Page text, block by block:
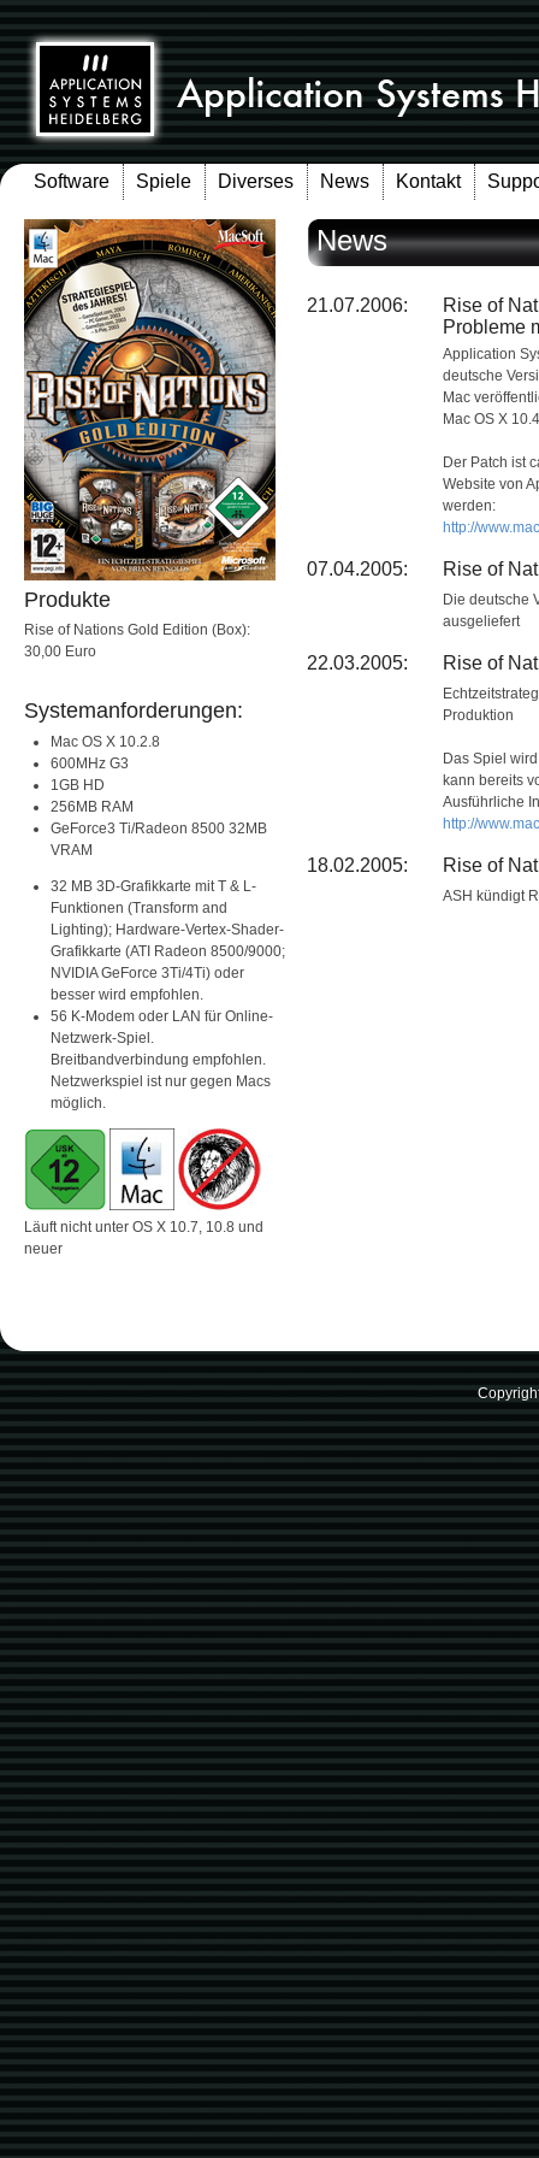
Software Spiele Diverses News Kontakt
Produkte
Rise of Nations Gold Edition (Box):
30,00 Euro
Systemanforderungen:
Mac OS X 10.2.8
600MHz G3
1GB HD
256MB RAM
GeForce3 Ti/Radeon 8500 32MB
VRAM
32 MB 3D-Grafikkarte mit T & L-
Funktionen (Transform and
Lighting); Hardware-Vertex-Shader-
Grafikkarte (ATI Radeon 8500/9000;
NVIDIA GeForce 3Ti/4Ti) oder
besser wird empfohlen.
56 K-Modem oder LAN für Online-
Netzwerk-Spiel.
Breitbandverbindung empfohlen.
Netzwerkspiel ist nur gegen Macs
möglich.
Läuft nicht unter OS X 10.7, 10.8 und
neuer
News
21.07.2006:
Rise of
Probleme
Application
deutsche
Mac
Mac OS X
Der Patch ist
Website von
werden:
http://
07.04.2005: Rise of
Die deutsche
ausgeliefert
22.03.2005: Rise of
Produktion
Das Spiel
kann bereits
Ausführliche
http://
18.02.2005: Rise of
ASH kündigt